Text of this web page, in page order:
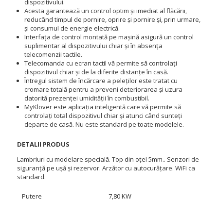
dispozitivului.
Acesta garantează un control optim și imediat al flăcării,
reducând timpul de pornire, oprire și pornire și, prin urmare,
și consumul de energie electrică.
Interfața de control montată pe mașină asigură un control
suplimentar al dispozitivului chiar și în absența
telecomenzii tactile.
Telecomanda cu ecran tactil vă permite să controlați
dispozitivul chiar și de la diferite distanțe în casă.
Întregul sistem de încărcare a peleților este tratat cu
cromare totală pentru a preveni deteriorarea și uzura
datorită prezenței umidității în combustibil.
MyKlover este aplicația inteligentă care vă permite să
controlați total dispozitivul chiar și atunci când sunteți
departe de casă. Nu este standard pe toate modelele.
DETALII PRODUS
Lambriuri cu modelare specială. Top din oțel 5mm.. Senzori de
siguranță pe ușă și rezervor. Arzător cu autocurățare. WiFi ca
standard.
Putere
7,80 KW